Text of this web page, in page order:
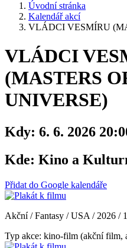
Úvodní stránka
Kalendář akcí
VLÁDCI VESMÍRU
VLÁDCI
(MASTERS
UNIVERSE)
Kdy: 6. 6. 2026
Kde: Kino a
Přidat do Google kalendáře
Akční / Fantasy / USA / 2026 /
Typ akce: kino-film (akční film,